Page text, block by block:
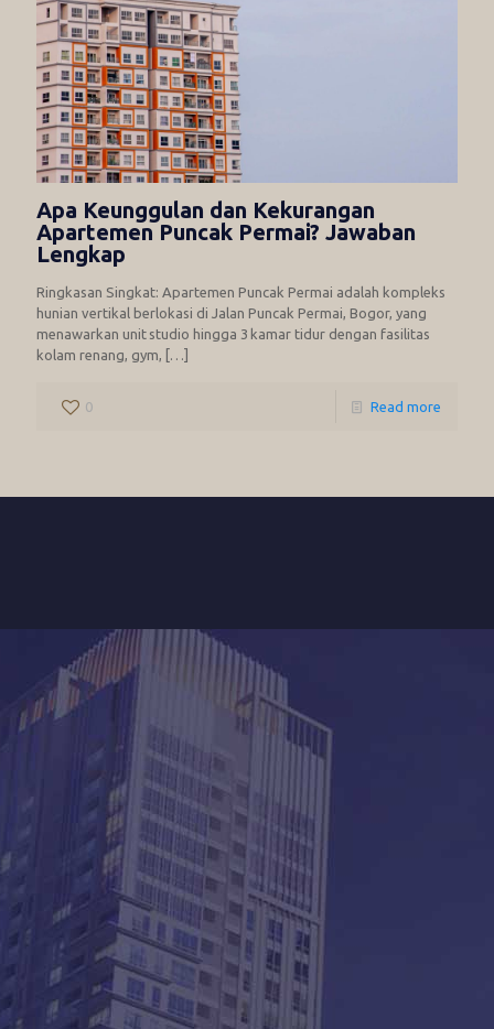
Apa Keunggulan dan Kekurangan
Apartemen Puncak Permai? Jawaban
Lengkap
Ringkasan Singkat: Apartemen Puncak Permai adalah kompleks
hunian vertikal berlokasi di Jalan Puncak Permai, Bogor, yang
menawarkan unit studio hingga 3 kamar tidur dengan fasilitas
kolam renang, gym, […]
0 Read more